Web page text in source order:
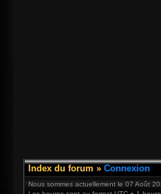
Index du forum » Connexion
Nous sommes actuellement le 07 Août